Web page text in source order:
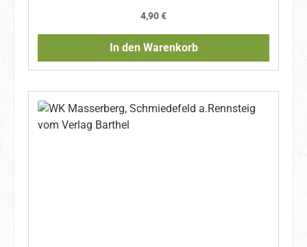
Regulärer Preis:
4,90 €
In den Warenkorb